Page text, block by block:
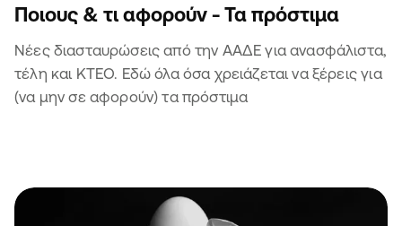
Ποιους & τι αφορούν - Τα πρόστιμα
Νέες διασταυρώσεις από την ΑΑΔΕ για ανασφάλιστα,
τέλη και ΚΤΕΟ. Εδώ όλα όσα χρειάζεται να ξέρεις για
(να μην σε αφορούν) τα πρόστιμα